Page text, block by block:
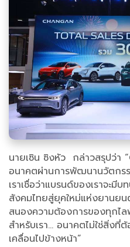
นายเซิน ซิงหัว กล่าวสรุปว่า
อนาคตผ่านการพัฒนานวัตกร
เราเชื่อว่าแบรนด์ของเราจะมี
สังคมไทยสู่ยุคใหม่แห่งยานย
สนองความต้องการของทุกไล
สำหรับเรา... อนาคตไม่ใช่สิ่ง
เคลื่อนไปข้างหน้า”